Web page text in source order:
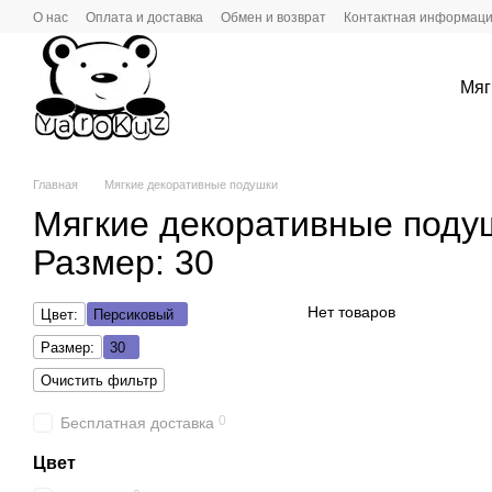
Перейти к основному контенту
О нас Оплата и доставка Обмен и возврат Контактная
Главная Мягкие декоративные подушки
Мягкие декоративные
Размер: 30
Нет товаров
Цвет:
Персиковый
Размер:
30
Очистить фильтр
Бесплатная доставка 0
Цвет